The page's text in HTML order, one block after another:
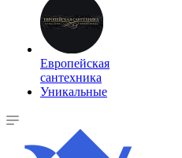
Европейская
сантехника
Уникальные